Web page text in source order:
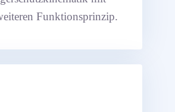
Funktionsprinzip.